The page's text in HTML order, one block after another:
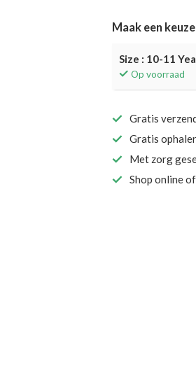
Maak een keuze
Size : 10-11
Op voorraad
Gratis
Gratis
Met zorg
Shop online